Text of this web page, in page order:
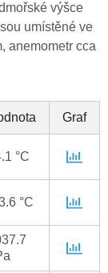
výšce
umístěné ve
anemometr cca
Graf
°C
°C